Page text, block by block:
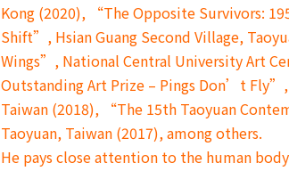
Kong (2020), “The Opposite Survivors:
Shift”, Hsian Guang Second Village,
Wings”, National Central University Art
Outstanding Art Prize – Pings Don’t
Taiwan (2018), “The 15th Taoyuan
Taoyuan, Taiwan (2017), among others.
He pays close attention to the human